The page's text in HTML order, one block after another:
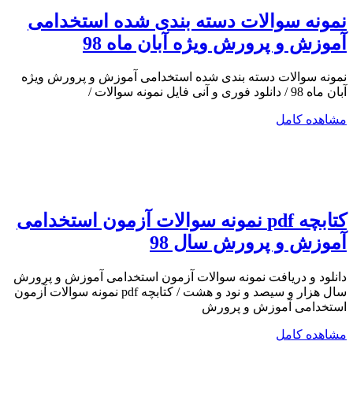
نمونه سوالات دسته بندی شده استخدامی
آموزش و پرورش ویژه آبان ماه 98
نمونه سوالات دسته بندی شده استخدامی آموزش و پرورش ویژه
آبان ماه 98 / دانلود فوری و آنی فایل نمونه سوالات /
مشاهده کامل
کتابچه pdf نمونه سوالات آزمون استخدامی
آموزش و پرورش سال 98
دانلود و دریافت نمونه سوالات آزمون استخدامی آموزش و پرورش
سال هزار و سیصد و نود و هشت / کتابچه pdf نمونه سوالات آزمون
استخدامی آموزش و پرورش
مشاهده کامل